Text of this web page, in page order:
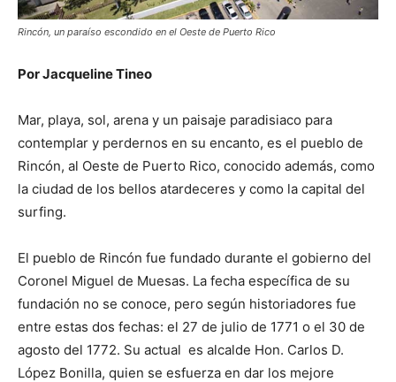
Rincón, un paraíso escondido en el Oeste de Puerto Rico
Por Jacqueline Tineo
Mar, playa, sol, arena y un paisaje paradisiaco para
contemplar y perdernos en su encanto, es el pueblo de
Rincón, al Oeste de Puerto Rico, conocido además, como
la ciudad de los bellos atardeceres y como la capital del
surfing.
El pueblo de Rincón fue fundado durante el gobierno del
Coronel Miguel de Muesas. La fecha específica de su
fundación no se conoce, pero según historiadores fue
entre estas dos fechas: el 27 de julio de 1771 o el 30 de
agosto del 1772. Su actual es alcalde Hon. Carlos D.
López Bonilla, quien se esfuerza en dar los mejore